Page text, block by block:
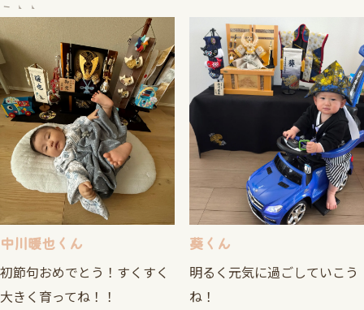
中川暖也くん
初節句おめでとう！すくすく
大きく育ってね！！
葵くん
明るく元気に過ごしていこう
ね！